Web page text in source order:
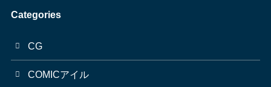
内
索
Categories
CG
COMICアイル